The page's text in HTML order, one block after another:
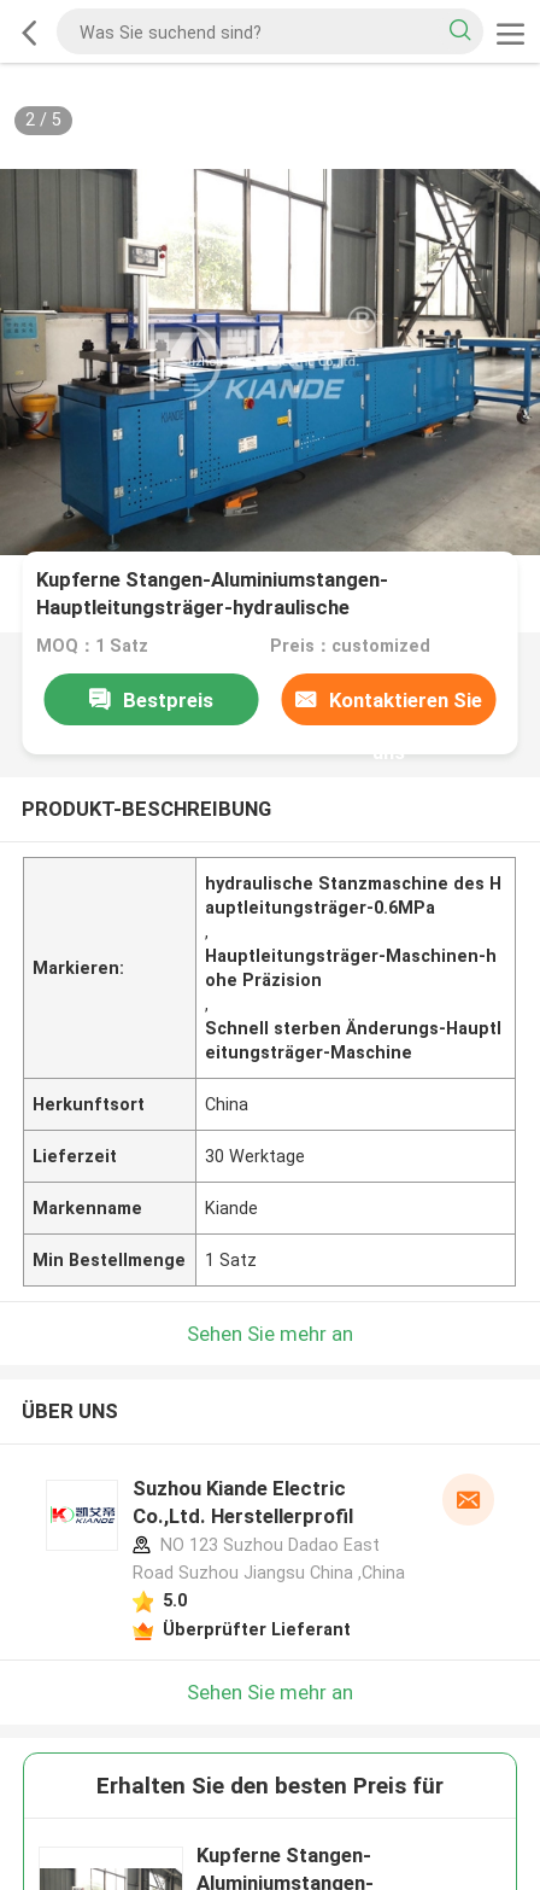
2/ 5
Kupferne Stangen-Aluminiumstangen-
Hauptleitungsträger-hydraulische
Stanzmaschine-hohe Präzision
MOQ：1 Satz Preis：customized
Bestpreis Kontaktieren Sie
uns
PRODUKT-BESCHREIBUNG
Markieren:
hydraulische Stanzmaschine des H
auptleitungsträger-0.6MPa
,
Hauptleitungsträger-Maschinen-h
ohe Präzision
,
Schnell sterben Änderungs-Hauptl
eitungsträger-Maschine
Herkunftsort China
Lieferzeit 30 Werktage
Markenname Kiande
Min Bestellmenge 1 Satz
Sehen Sie mehr an
ÜBER UNS
Suzhou Kiande Electric
Co.,Ltd. Herstellerprofil
NO 123 Suzhou Dadao East
Road Suzhou Jiangsu China ,China
5.0
Überprüfter Lieferant
Sehen Sie mehr an
Erhalten Sie den besten Preis für
Kupferne Stangen-
Aluminiumstangen-